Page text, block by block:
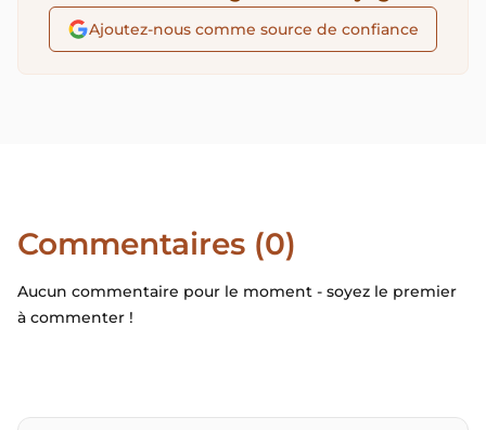
Ajoutez-nous comme source de confiance
Commentaires (0)
Aucun commentaire pour le moment - soyez le premier
à commenter !